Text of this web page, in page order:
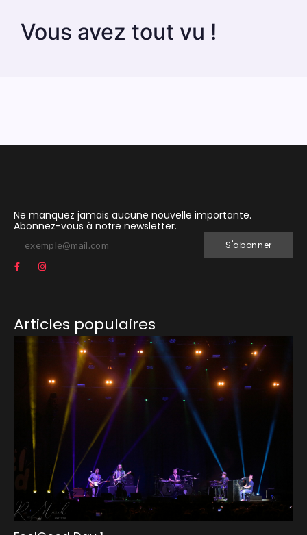
Vous avez tout vu !
Ne manquez jamais aucune nouvelle importante.
Abonnez-vous à notre newsletter.
S'abonner
Articles populaires